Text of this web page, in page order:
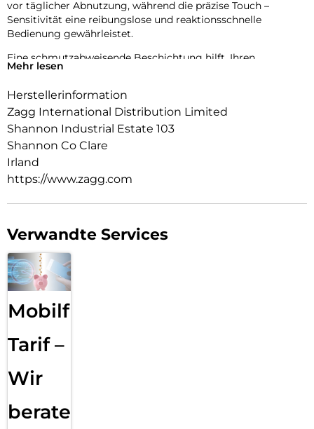
vor täglicher Abnutzung, während die präzise Touch –
Sensitivität eine reibungslose und reaktionsschnelle
Bedienung gewährleistet.
Eine schmutzabweisende Beschichtung hilft, Ihren
Bildschirm sauber und klar zu halten, während die robuste,
Geltung bringt, ohne unnötig aufzutragen. Mit seinem
schlanken, taschenfreundlichen Profil bietet dieses Bundle
praktischen Schutz, der sich nahtlos in Ihren Alltag integriert.
Mehr lesen
Herstellerinformation
Zagg International Distribution Limited
Shannon Industrial Estate 103
Shannon Co Clare
Irland
https://www.zagg.com
Verwandte Services
Mobilfunk
Tarif –
Wir
beraten